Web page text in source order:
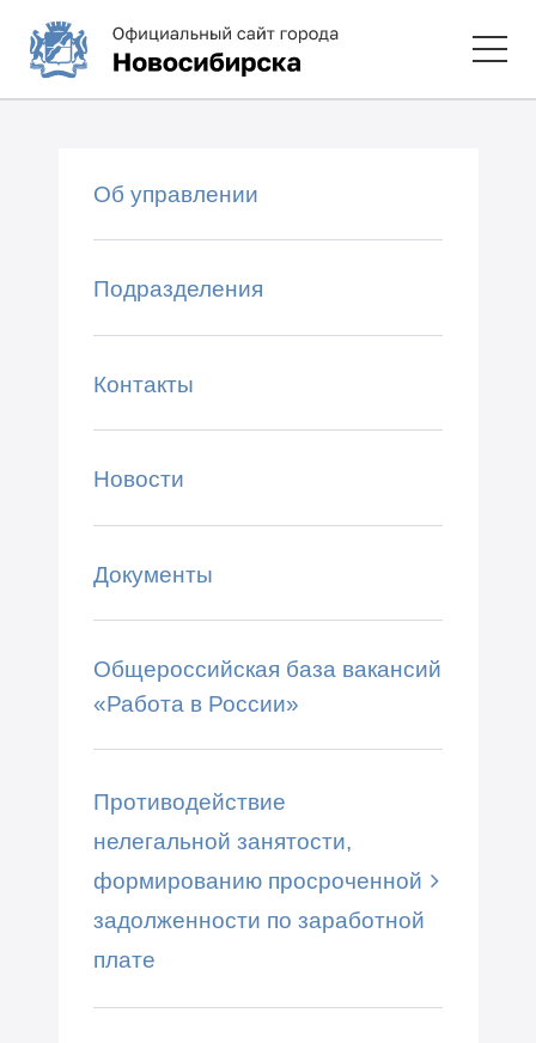
Об управлении
Подразделения
Контакты
Новости
Документы
Общероссийская база вакансий
«Работа в России»
Противодействие
нелегальной занятости,
формированию просроченной
задолженности по заработной
плате